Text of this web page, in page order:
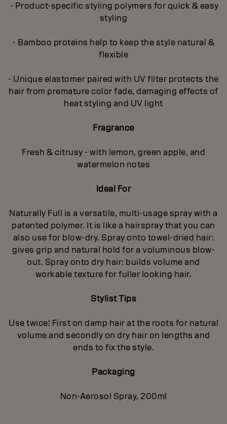
- Product-specific styling polymers for quick & easy
styling
- Bamboo proteins help to keep the style natural &
flexible
- Unique elastomer paired with UV filter protects the
hair from premature color fade, damaging effects of
heat styling and UV light
Fragrance
Fresh & citrusy - with lemon, green apple, and
watermelon notes
Ideal For
Naturally Full is a versatile, multi-usage spray with a
patented polymer. It is like a hairspray that you can
also use for blow-dry. Spray onto towel-dried hair:
gives grip and natural hold for a voluminous blow-
out. Spray onto dry hair: builds volume and
workable texture for fuller looking hair.
Stylist Tips
Use twice! First on damp hair at the roots for natural
volume and secondly on dry hair on lengths and
ends to fix the style.
Packaging
Non-Aerosol Spray, 200ml